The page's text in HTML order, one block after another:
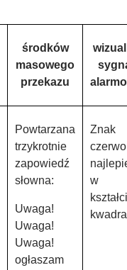
środków
masowego
przekazu
Powtarzana
trzykrotnie
zapowiedź
słowna:
Uwaga!
Uwaga!
Uwaga!
ogłaszam
Znak
w